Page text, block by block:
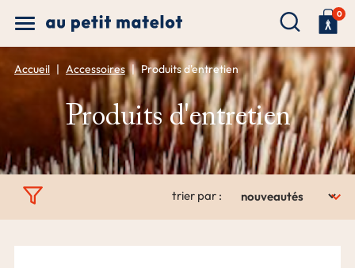
0
Accueil Accessoires Produits d'entretien
Produits d'entretien
trier par : 